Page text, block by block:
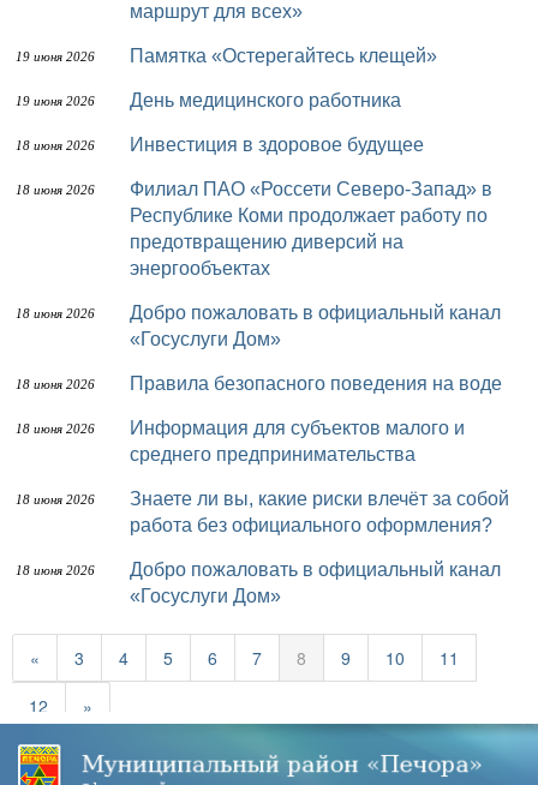
маршрут для всех»
19 июня 2026 Памятка «Остерегайтесь клещей»
19 июня 2026 День медицинского работника
18 июня 2026 Инвестиция в здоровое будущее
18 июня 2026
Филиал ПАО «Россети Северо-Запад» в
Республике Коми продолжает работу по
предотвращению диверсий на
энергообъектах
18 июня 2026
Добро пожаловать в официальный канал
«Госуслуги Дом»
18 июня 2026 Правила безопасного поведения на воде
18 июня 2026
Информация для субъектов малого и
среднего предпринимательства
18 июня 2026
Знаете ли вы, какие риски влечёт за собой
работа без официального оформления?
18 июня 2026
Добро пожаловать в официальный канал
«Госуслуги Дом»
« 3 4 5 6 7 8 9 10
11
12
»